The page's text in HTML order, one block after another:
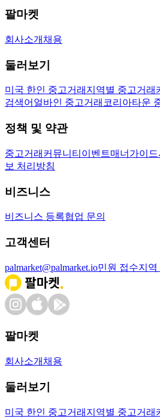
팔마켓
회사소개 채용
둘러보기
미국 한인 중고거래 지역별 중고거래
검색어 얼바인 중고거래 코리아타운
정책 및 약관
중고거래 커뮤니티 이벤트매너가이드
보 처리방침
비즈니스
비즈니스 등록협업 문의
고객센터
palmarket@palmarket.io민원 접수지역
팔마켓
회사소개 채용
둘러보기
미국 한인 중고거래 지역별 중고거래